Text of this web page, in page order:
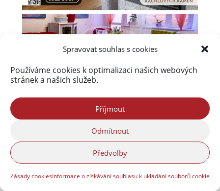
Spravovat souhlas s cookies
Používáme cookies k optimalizaci našich webových
stránek a našich služeb.
Příjmout
Odmítnout
Předvolby
Zásady cookiesInformace o získávání souhlasu k ukládání souborů cookie
Úvod Obsah webu
Aktuálně